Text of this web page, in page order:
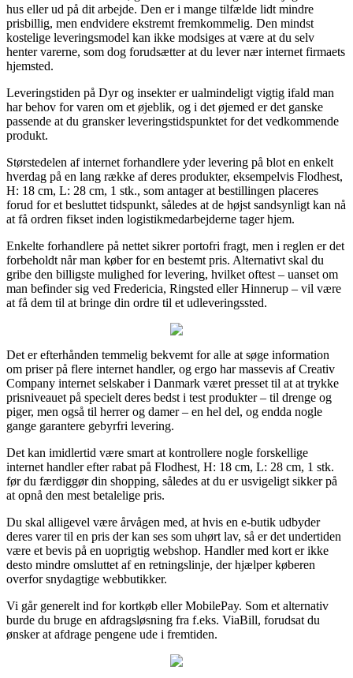
hus eller ud på dit arbejde. Den er i mange tilfælde lidt mindre
prisbillig, men endvidere ekstremt fremkommelig. Den mindst
kostelige leveringsmodel kan ikke modsiges at være at du selv
henter varerne, som dog forudsætter at du lever nær internet firmaets
hjemsted.
Leveringstiden på Dyr og insekter er ualmindeligt vigtig ifald man
har behov for varen om et øjeblik, og i det øjemed er det ganske
passende at du gransker leveringstidspunktet for det vedkommende
produkt.
Størstedelen af internet forhandlere yder levering på blot en enkelt
hverdag på en lang række af deres produkter, eksempelvis Flodhest,
H: 18 cm, L: 28 cm, 1 stk., som antager at bestillingen placeres
forud for et besluttet tidspunkt, således at de højst sandsynligt kan nå
at få ordren fikset inden logistikmedarbejderne tager hjem.
Enkelte forhandlere på nettet sikrer portofri fragt, men i reglen er det
forbeholdt når man køber for en bestemt pris. Alternativt skal du
gribe den billigste mulighed for levering, hvilket oftest – uanset om
man befinder sig ved Fredericia, Ringsted eller Hinnerup – vil være
at få dem til at bringe din ordre til et udleveringssted.
Det er efterhånden temmelig bekvemt for alle at søge information
om priser på flere internet handler, og ergo har massevis af Creativ
Company internet selskaber i Danmark været presset til at at trykke
prisniveauet på specielt deres bedst i test produkter – til drenge og
piger, men også til herrer og damer – en hel del, og endda nogle
gange garantere gebyrfri levering.
Det kan imidlertid være smart at kontrollere nogle forskellige
internet handler efter rabat på Flodhest, H: 18 cm, L: 28 cm, 1 stk.
før du færdiggør din shopping, således at du er usvigeligt sikker på
at opnå den mest betalelige pris.
Du skal alligevel være årvågen med, at hvis en e-butik udbyder
deres varer til en pris der kan ses som uhørt lav, så er det undertiden
være et bevis på en uoprigtig webshop. Handler med kort er ikke
desto mindre omsluttet af en retningslinje, der hjælper køberen
overfor snydagtige webbutikker.
Vi går generelt ind for kortkøb eller MobilePay. Som et alternativ
burde du bruge en afdragsløsning fra f.eks. ViaBill, forudsat du
ønsker at afdrage pengene ude i fremtiden.